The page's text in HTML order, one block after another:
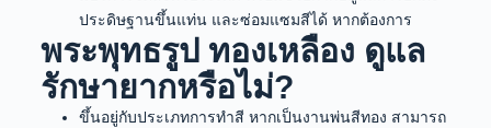
ประดิษฐานขึ้นแท่น และซ่อมแซมสีได้ หากต้องการ
พระพุทธรูป ทองเหลือง ดูแล
รักษายากหรือไม่?
ขึ้นอยู่กับประเภทการทำสี หากเป็นงานพ่นสีทอง สามารถ